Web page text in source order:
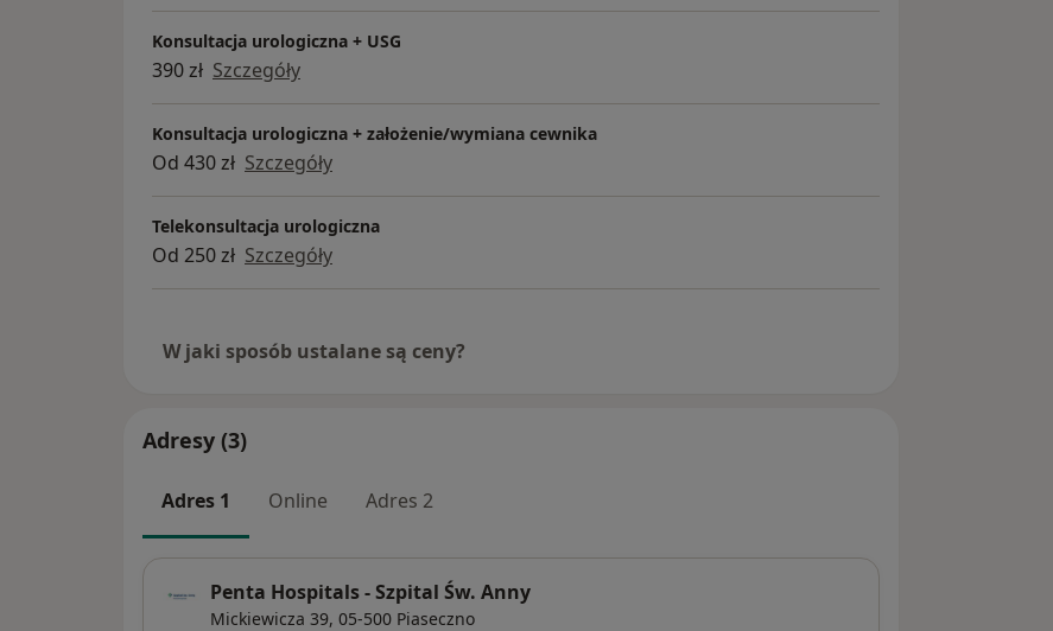
Sobota: 8:00 - 11:00
Konsultacja urologiczna + USG
390 zł Szczegóły
Konsultacja urologiczna + założenie/wymiana cewnika
Od 430 zł Szczegóły
Telekonsultacja urologiczna
Od 250 zł Szczegóły
W jaki sposób ustalane są ceny?
Adresy (3)
Adres 1 Online Adres 2
Penta Hospitals - Szpital Św. Anny
Mickiewicza 39, 05-500 Piaseczno